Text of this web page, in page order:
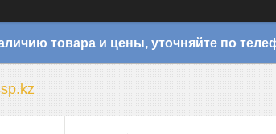
товара и цены, уточняйте по